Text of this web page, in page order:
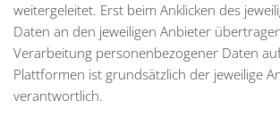
weitergeleitet. Erst beim Anklicken des
Daten an den jeweiligen Anbieter
Verarbeitung personenbezogener Daten
Plattformen ist grundsätzlich der jeweilige
verantwortlich.